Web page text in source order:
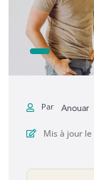
Par Anouar
Mis à jour